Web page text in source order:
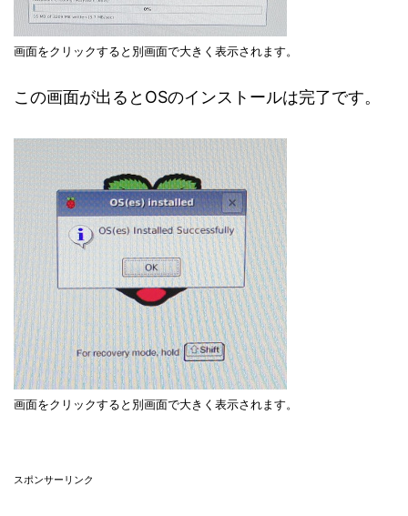
画面をクリックすると別画面で大きく表示されます。
この画面が出るとOSのインストールは完了です。
画面をクリックすると別画面で大きく表示されます。
スポンサーリンク